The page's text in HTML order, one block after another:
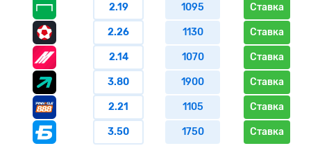
2.19 1095 Ставка
2.26 1130 Ставка
2.14 1070 Ставка
3.80 1900 Ставка
2.21 1105 Ставка
3.50 1750 Ставка